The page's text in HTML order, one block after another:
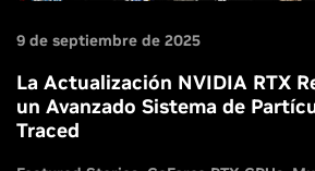
9 de septiembre de 2025
La Actualización NVIDIA RTX
un Avanzado Sistema de
Traced